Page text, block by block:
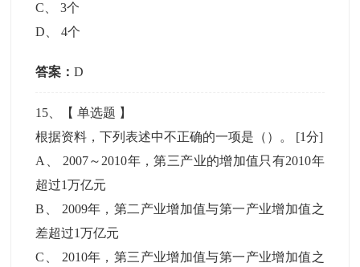
C 、3个
D 、4个
答案：D
15 、【单选题 】
根据资料，下列表述中不正确的一项是（）。 [1分]
A
2007～2010年，第三产业的增加值只有2010年
超过1万亿元
B
2009年，第二产业增加值与第一产业增加值之
差超过1万亿元
C
2010年，第三产业增加值与第一产业增加值之